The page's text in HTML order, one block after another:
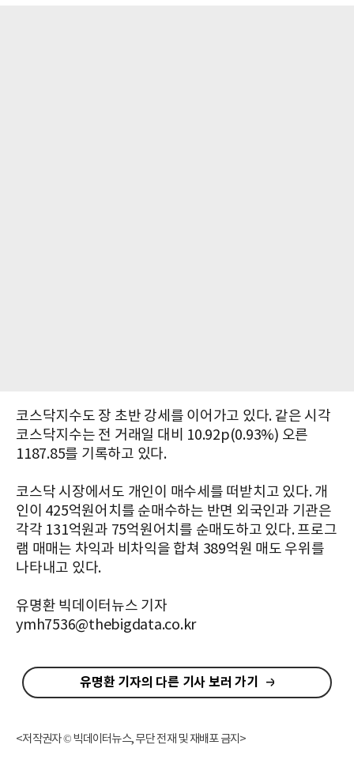
코스닥지수도 장 초반 강세를 이어가고 있다. 같은 시각
코스닥지수는 전 거래일 대비 10.92p(0.93%) 오른
1187.85를 기록하고 있다.
코스닥 시장에서도 개인이 매수세를 떠받치고 있다. 개
인이 425억원어치를 순매수하는 반면 외국인과 기관은
각각 131억원과 75억원어치를 순매도하고 있다. 프로그
램 매매는 차익과 비차익을 합쳐 389억원 매도 우위를
나타내고 있다.
유명환 빅데이터뉴스 기자
ymh7536@thebigdata.co.kr
유명환 기자의 다른 기사 보러 가기
<저작권자 © 빅데이터뉴스, 무단 전재 및 재배포 금지>